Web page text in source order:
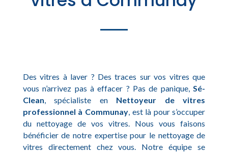
Des vitres à laver ? Des traces sur vos vitres que
vous n’arrivez pas à effacer ? Pas de panique,Sé-
Clean, spécialiste en Nettoyeur de vitres
professionnel à Communay, est là pour s’occuper
du nettoyage de vos vitres. Nous vous faisons
bénéficier de notre expertise pour le nettoyage de
vitres directement chez vous. Notre équipe se